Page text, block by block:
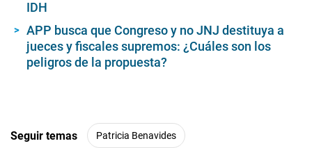
IDH
APP busca que Congreso y no JNJ destituya a
jueces y fiscales supremos: ¿Cuáles son los
peligros de la propuesta?
Seguir temas Patricia Benavides